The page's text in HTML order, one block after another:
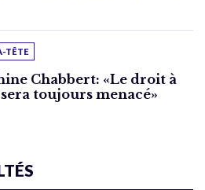
TÊTE
Chabbert: «Le droit à
sera toujours menacé»